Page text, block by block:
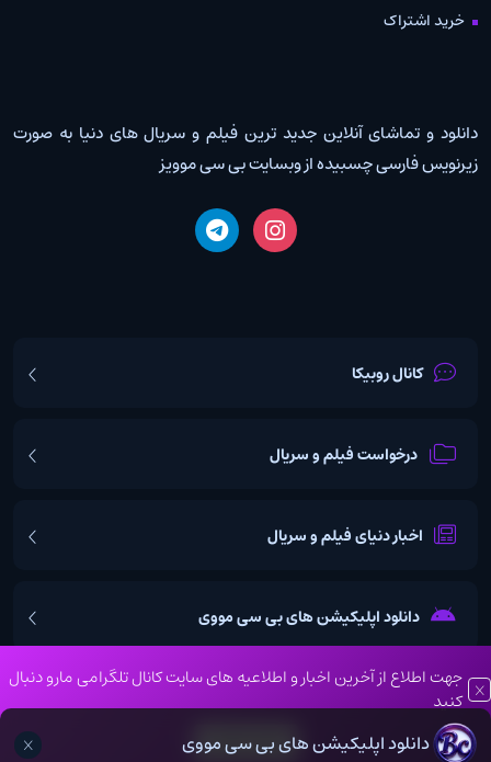
دانلود اپلیکیشن های بی سی مووی
جهت اطلاع از آخرین اخبار و اطلاعیه های سایت کانال تلگرامی مارو دنبال
کنید
کانال تلگرام
خرید اشتراک
دانلود و تماشای آنلاین جدید ترین فیلم و سریال های دنیا به صورت
زیرنویس فارسی چسبیده از وبسایت بی سی موویز
کانال روبیکا
درخواست فیلم و سریال
اخبار دنیای فیلم و سریال
دانلود اپلیکیشن های بی سی مووی
تمامی حقوق مادی و معنوی این وبسایت نزد بی سی موویز محفوظ می
باشد و کپی برداری به هر نحوه پیگرد قانونی خواهد داشت